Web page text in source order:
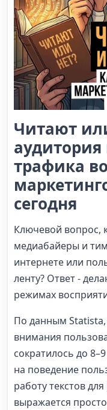
Читают
трафика
сегодня
Ключевой вопрос,
медиабайеры и
интернете или
ленту? Ответ -
режимах
По данным
внимания
сократилось до
на поведение
работу текстов
выражается